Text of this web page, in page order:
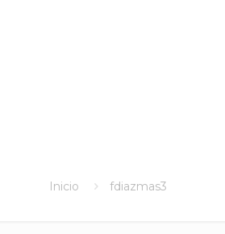
Inicio fdiazmas3